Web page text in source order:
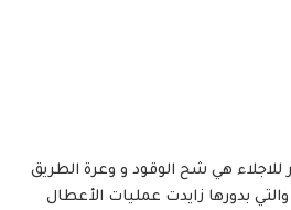
للاجلاء هي شح الوقود و وعرة الطريق
بدورها زايدت عمليات الأعطال